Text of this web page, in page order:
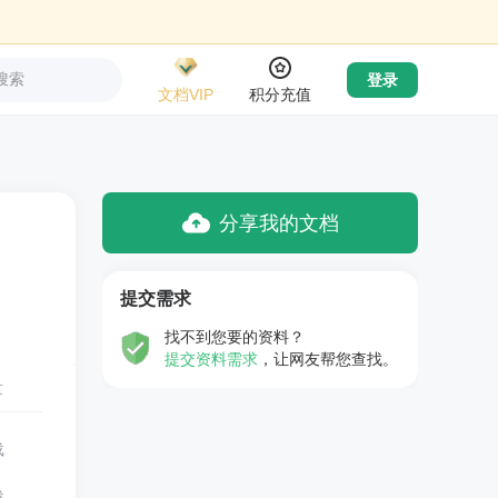
索
文档VIP
积分充值
登录
分享我的文档
提交需求
找不到您要的资料？
提交资料需求 ，让网友帮您查找。